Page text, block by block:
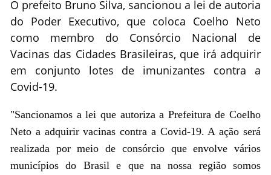
O prefeito Bruno Silva, sancionou a lei de autoria
do Poder Executivo, que coloca Coelho Neto
como membro do Consórcio Nacional de
Vacinas das Cidades Brasileiras, que irá adquirir
em conjunto lotes de imunizantes contra a
Covid-19.
"Sancionamos a lei que autoriza a Prefeitura de Coelho
Neto a adquirir vacinas contra a Covid-19. A ação será
realizada por meio de consórcio que envolve vários
municípios do Brasil e que na nossa região somos